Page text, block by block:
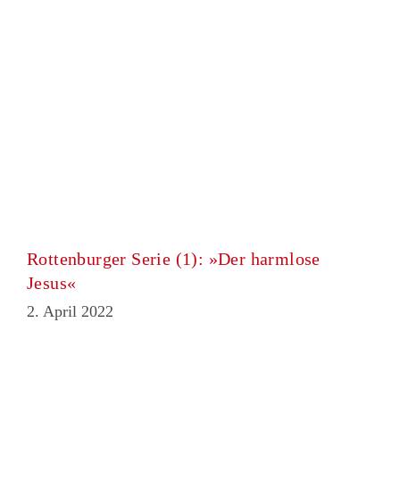
Rottenburger Serie (1): »Der harmlose
Jesus«
2. April 2022